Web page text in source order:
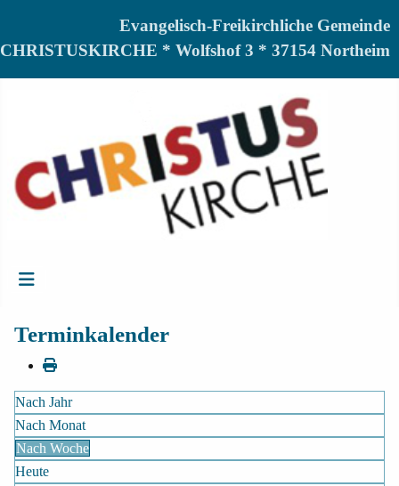
Evangelisch-Freikirchliche Gemeinde
CHRISTUSKIRCHE * Wolfshof 3 * 37154 Northeim
Terminkalender
Nach Jahr
Nach Monat
Nach Woche
Heute